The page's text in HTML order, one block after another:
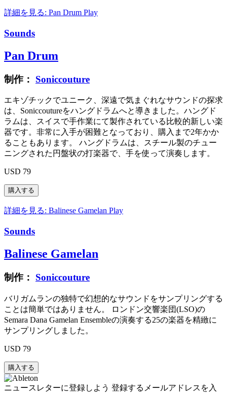
詳細を見る: Pan Drum Play
Sounds
Pan Drum
制作： Soniccouture
エキゾチックでユニーク、深遠で気まぐれなサウンドの探求
は、Soniccoutureをハングドラムへと導きました。ハングド
ラムは、スイスで手作業にて製作されている比較的新しい楽
器です。非常に入手が困難となっており、購入まで2年かか
ることもあります。 ハングドラムは、スチール製のチュー
ニングされた円盤状の打楽器で、手を使って演奏します。
USD 79
詳細を見る: Balinese Gamelan Play
Sounds
Balinese Gamelan
制作： Soniccouture
バリガムランの独特で幻想的なサウンドをサンプリングする
ことは簡単ではありません。 ロンドン交響楽団(LSO)の
Semara Dana Gamelan Ensembleの演奏する25の楽器を精緻に
サンプリングしました。
USD 79
ニュースレターに登録しよう 登録するメールアドレスを入